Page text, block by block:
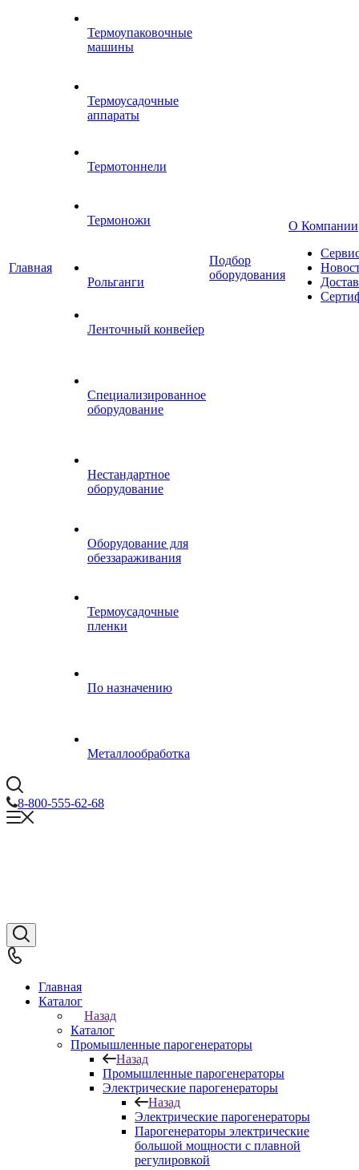
Главная
Термоупаковочные
машины
Термоусадочные
аппараты
Термотоннели
Термоножи
Рольганги
Ленточный конвейер
Специализированное
оборудование
Нестандартное
оборудование
Оборудование для
обеззараживания
Термоусадочные
пленки
По назначению
Металлообработка
Подбор
оборудования
О Компании
8-800-555-62-68
Главная
Каталог
Назад
Каталог
Промышленные парогенераторы
Назад
Промышленные парогенераторы
Электрические парогенераторы
Назад
Электрические парогенераторы
Парогенераторы электрические
большой мощности с плавной
регулировкой